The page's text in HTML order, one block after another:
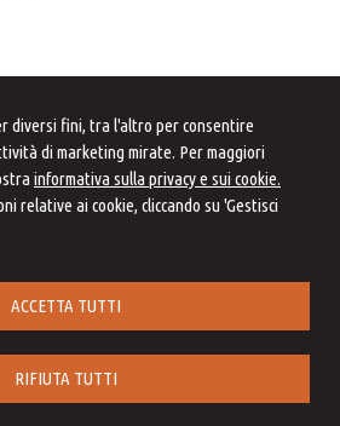
diversi fini, tra l'altro per consentire
di marketing mirate. Per maggiori
informativa sulla privacy e sui cookie.
relative ai cookie, cliccando su 'Gestisci
ACCETTA TUTTI
RIFIUTA TUTTI
soluzione di compromesso
2026-2027 tra ravvedimento speciale e